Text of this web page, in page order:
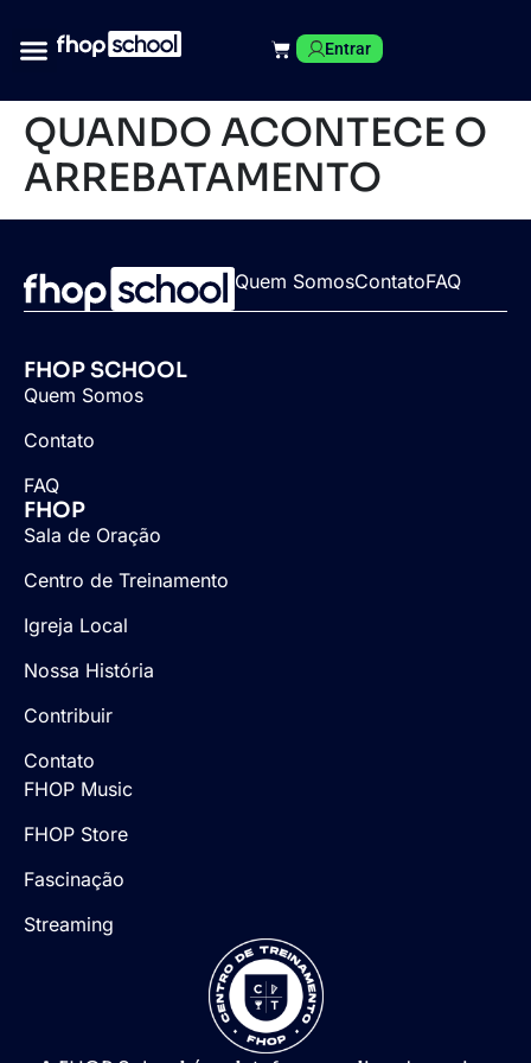
Entrar
QUANDO ACONTECE O
ARREBATAMENTO
Quem SomosContatoFAQ
FHOP SCHOOL
Quem Somos
Contato
FAQ
FHOP
Sala de Oração
Centro de Treinamento
Igreja Local
Nossa História
Contribuir
Contato
FHOP Music
FHOP Store
Fascinação
Streaming